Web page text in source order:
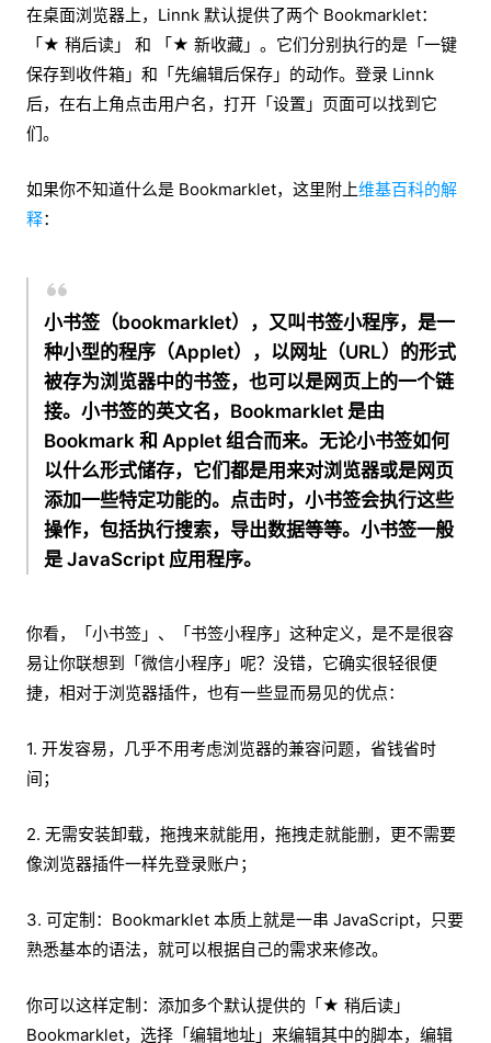
在桌面浏览器上，Linnk 默认提供了两个 Bookmarklet：
「★ 稍后读」 和 「★ 新收藏」。它们分别执行的是「一键
保存到收件箱」和「先编辑后保存」的动作。登录 Linnk
后，在右上角点击用户名，打开「设置」页面可以找到它
们。
如果你不知道什么是 Bookmarklet，这里附上维基百科的解
释：
小书签（bookmarklet），又叫书签小程序，是一
种小型的程序（Applet），以网址（URL）的形式
被存为浏览器中的书签，也可以是网页上的一个链
接。小书签的英文名，Bookmarklet 是由
Bookmark 和 Applet 组合而来。无论小书签如何
以什么形式储存，它们都是用来对浏览器或是网页
添加一些特定功能的。点击时，小书签会执行这些
操作，包括执行搜索，导出数据等等。小书签一般
是 JavaScript 应用程序。
你看，「小书签」、「书签小程序」这种定义，是不是很容
易让你联想到「微信小程序」呢？没错，它确实很轻很便
捷，相对于浏览器插件，也有一些显而易见的优点：
1. 开发容易，几乎不用考虑浏览器的兼容问题，省钱省时
间；
2. 无需安装卸载，拖拽来就能用，拖拽走就能删，更不需要
像浏览器插件一样先登录账户；
3. 可定制：Bookmarklet 本质上就是一串 JavaScript，只要
熟悉基本的语法，就可以根据自己的需求来修改。
你可以这样定制：添加多个默认提供的「★ 稍后读」
Bookmarklet，选择「编辑地址」来编辑其中的脚本，编辑